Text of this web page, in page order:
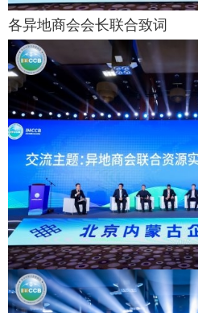
各异地商会会长联合致词